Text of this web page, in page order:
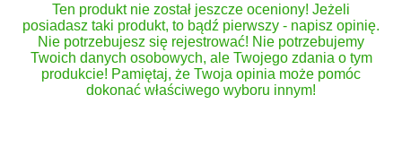
Ten produkt nie został jeszcze oceniony! Jeżeli
posiadasz taki produkt, to bądź pierwszy - napisz opinię.
Nie potrzebujesz się rejestrować! Nie potrzebujemy
Twoich danych osobowych, ale Twojego zdania o tym
produkcie! Pamiętaj, że Twoja opinia może pomóc
dokonać właściwego wyboru innym!